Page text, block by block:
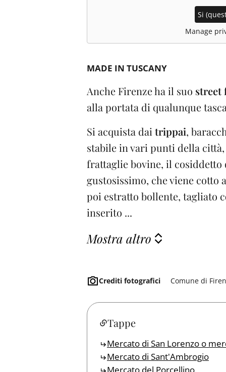
Si
Manage
MADE IN TUSCANY
Anche Firenze ha il suo street
alla portata di qualunque
Si acquista daitrippai,
stabile in vari punti della
frattaglie bovine, il
gustosissimo, che viene
poi estratto bollente, tagliato
inserito ...
Mostra altro
Crediti fotografici Comune di
Tappe
Mercato di San Lorenzo o
Mercato di Sant'Ambrogio
Mercato del Porcellino